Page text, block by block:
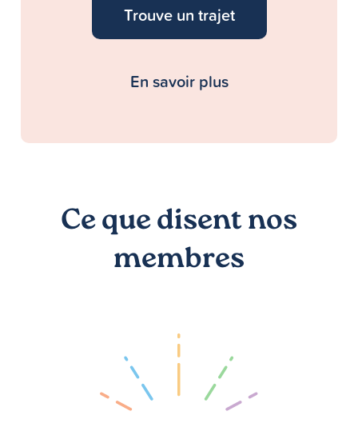
Trouve un trajet
En savoir plus
Ce que disent nos
membres